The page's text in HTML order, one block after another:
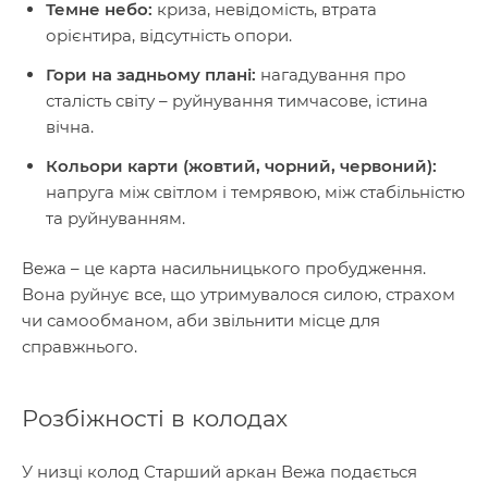
Темне небо: криза, невідомість, втрата
орієнтира, відсутність опори.
Гори на задньому плані: нагадування про
сталість світу – руйнування тимчасове, істина
вічна.
Кольори карти (жовтий, чорний, червоний):
напруга між світлом і темрявою, між стабільністю
та руйнуванням.
Вежа – це карта насильницького пробудження.
Вона руйнує все, що утримувалося силою, страхом
чи самообманом, аби звільнити місце для
справжнього.
Розбіжності в колодах
У низці колод Старший аркан Вежа подається